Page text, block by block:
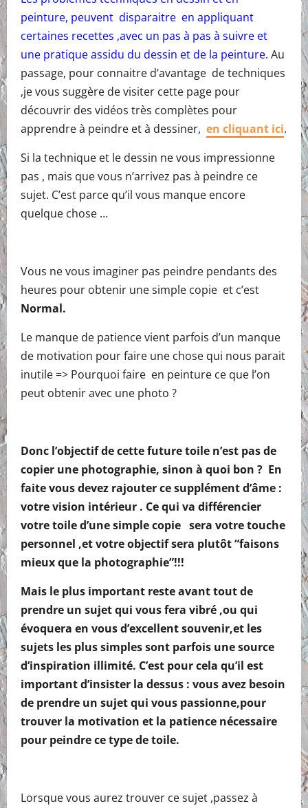
peinture, peuvent disparaitre en appliquant
certaines recettes ,avec un pas à pas à suivre et
une pratique assidu du dessin et de la peinture. Au
passage, pour connaitre d’avantage de techniques
,je vous suggère de visiter cette page pour
découvrir des vidéos très complètes pour
apprendre à peindre et à dessiner, en cliquant ici.
Si la technique et le dessin ne vous impressionne
pas , mais que vous n’arrivez pas à peindre ce
sujet. C’est parce qu’il vous manque encore
quelque chose …
Vous ne vous imaginer pas peindre pendants des
heures pour obtenir une simple copie et c’est
Normal.
Le manque de patience vient parfois d’un manque
de motivation pour faire une chose qui nous parait
inutile => Pourquoi faire en peinture ce que l’on
peut obtenir avec une photo ?
Donc l’objectif de cette future toile n’est pas de
copier une photographie, sinon à quoi bon ? En
faite vous devez rajouter ce supplément d’âme :
votre vision intérieur . Ce qui va différencier
votre toile d’une simple copie sera votre touche
personnel ,et votre objectif sera plutôt “faisons
mieux que la photographie”!!!
Mais le plus important reste avant tout de
prendre un sujet qui vous fera vibré ,ou qui
évoquera en vous d’excellent souvenir,et les
sujets les plus simples sont parfois une source
d’inspiration illimité. C’est pour cela qu’il est
important d’insister la dessus : vous avez besoin
de prendre un sujet qui vous passionne,pour
trouver la motivation et la patience nécessaire
pour peindre ce type de toile.
Lorsque vous aurez trouver ce sujet ,passez à